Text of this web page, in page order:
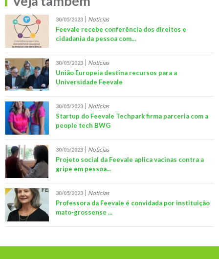
30/05/2023 Notícias
Feevale recebe conferência dos direitos e
cidadania da pessoa com...
30/05/2023 Notícias
União Europeia destina recursos para a
Universidade Feevale
30/05/2023 Notícias
Startup do Feevale Techpark firma parceria com a
people tech BWG
30/05/2023 Notícias
Projeto social da Feevale aplica vacinas contra a
gripe em pessoa...
30/05/2023 Notícias
Professora da Feevale é convidada por instituição
mato-grossense ...